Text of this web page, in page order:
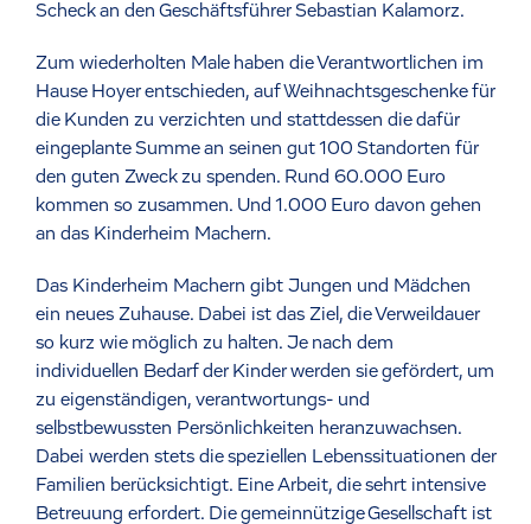
Scheck an den Geschäftsführer Sebastian Kalamorz.
Zum wiederholten Male haben die Verantwortlichen im
Hause Hoyer entschieden, auf Weihnachtsgeschenke für
die Kunden zu verzichten und stattdessen die dafür
eingeplante Summe an seinen gut 100 Standorten für
den guten Zweck zu spenden. Rund 60.000 Euro
kommen so zusammen. Und 1.000 Euro davon gehen
an das Kinderheim Machern.
Das Kinderheim Machern gibt Jungen und Mädchen
ein neues Zuhause. Dabei ist das Ziel, die Verweildauer
so kurz wie möglich zu halten. Je nach dem
individuellen Bedarf der Kinder werden sie gefördert, um
zu eigenständigen, verantwortungs- und
selbstbewussten Persönlichkeiten heranzuwachsen.
Dabei werden stets die speziellen Lebenssituationen der
Familien berücksichtigt. Eine Arbeit, die sehrt intensive
Betreuung erfordert. Die gemeinnützige Gesellschaft ist